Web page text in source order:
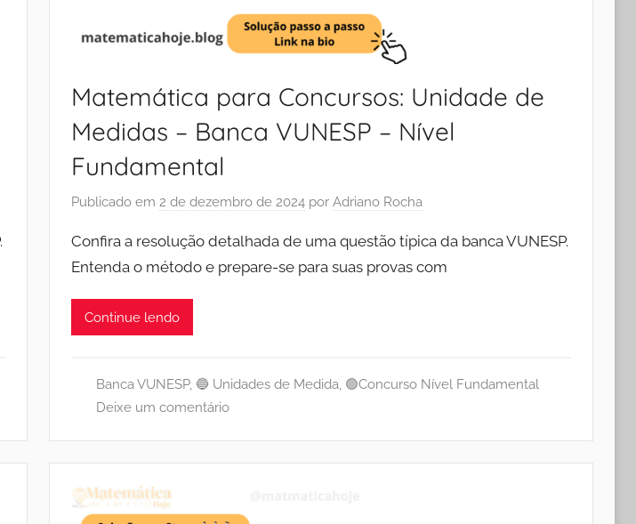
Matemática para Concursos: Unidade de
Medidas – Banca VUNESP – Nível
Fundamental
Publicado em 2 de dezembro de 2024 por Adriano Rocha
Confira a resolução detalhada de uma questão típica da banca VUNESP.
Entenda o método e prepare-se para suas provas com
Continue lendo
Banca VUNESP, 🔵 Unidades de Medida, 🟢Concurso Nível Fundamental
Deixe um comentário